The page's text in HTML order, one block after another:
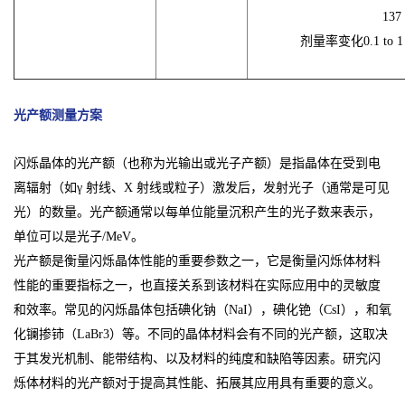
剂量率变化0.1 to
光产额测量方案
闪烁晶体的光产额（也称为光输出或光子产额）是指晶体在受到电
离辐射（如γ 射线、X 射线或粒子）激发后，发射光子（通常是可见
光）的数量。光产额通常以每单位能量沉积产生的光子数来表示，
单位可以是光子/MeV。
光产额是衡量闪烁晶体性能的重要参数之一，它是衡量闪烁体材料
性能的重要指标之一，也直接关系到该材料在实际应用中的灵敏度
和效率。常见的闪烁晶体包括碘化钠（NaI），碘化铯（CsI），和氧
化镧掺铈（LaBr3）等。不同的晶体材料会有不同的光产额，这取决
于其发光机制、能带结构、以及材料的纯度和缺陷等因素。研究闪
烁体材料的光产额对于提高其性能、拓展其应用具有重要的意义。